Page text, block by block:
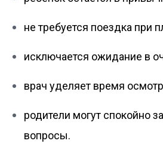
не требуется поездка при
исключается ожидание в
врач уделяет время
родители могут спокойно
вопросы.